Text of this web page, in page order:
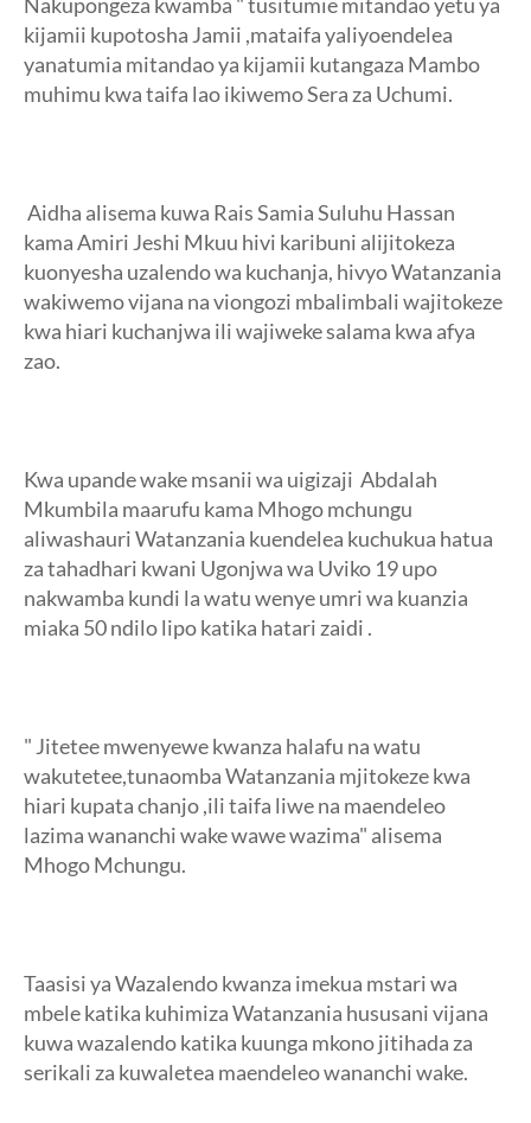
kijamii kupotosha Jamii ,mataifa yaliyoendelea
yanatumia mitandao ya kijamii kutangaza Mambo
muhimu kwa taifa lao ikiwemo Sera za Uchumi.
Aidha alisema kuwa Rais Samia Suluhu Hassan
kama Amiri Jeshi Mkuu hivi karibuni alijitokeza
kuonyesha uzalendo wa kuchanja, hivyo Watanzania
wakiwemo vijana na viongozi mbalimbali wajitokeze
kwa hiari kuchanjwa ili wajiweke salama kwa afya
zao.
Kwa upande wake msanii wa uigizaji Abdalah
Mkumbila maarufu kama Mhogo mchungu
aliwashauri Watanzania kuendelea kuchukua hatua
za tahadhari kwani Ugonjwa wa Uviko 19 upo
nakwamba kundi la watu wenye umri wa kuanzia
miaka 50 ndilo lipo katika hatari zaidi .
" Jitetee mwenyewe kwanza halafu na watu
wakutetee,tunaomba Watanzania mjitokeze kwa
hiari kupata chanjo ,ili taifa liwe na maendeleo
lazima wananchi wake wawe wazima" alisema
Mhogo Mchungu.
Taasisi ya Wazalendo kwanza imekua mstari wa
mbele katika kuhimiza Watanzania hususani vijana
kuwa wazalendo katika kuunga mkono jitihada za
serikali za kuwaletea maendeleo wananchi wake.